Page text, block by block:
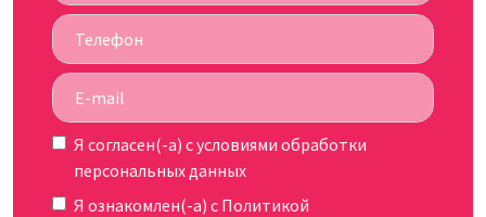
Я согласен(-а) cусловиями обработки
персональных данных
Я ознакомлен(-а) с Политикой